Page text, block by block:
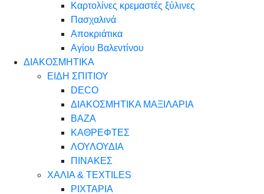
Καρτολίνες κρεμαστές ξύλινες
Πασχαλινά
Αποκριάτικα
Αγίου Βαλεντίνου
ΔΙΑΚΟΣΜΗΤΙΚΑ
ΕΙΔΗ ΣΠΙΤΙΟΥ
DECO
ΔΙΑΚΟΣΜΗΤΙΚΑ ΜΑΞΙΛΑΡΙΑ
ΒΑΖΑ
ΚΑΘΡΕΦΤΕΣ
ΛΟΥΛΟΥΔΙΑ
ΠΙΝΑΚΕΣ
ΧΑΛΙΑ & TEXTILES
ΡΙΧΤΑΡΙΑ